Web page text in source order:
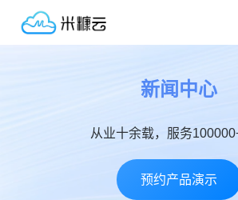
新闻中心
从业十余载，服务
预约产品演示